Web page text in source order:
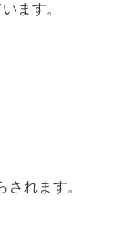
ます。
れます。